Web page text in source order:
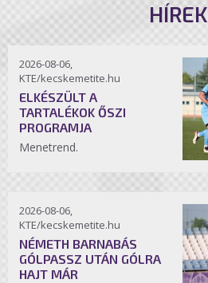
HÍREK
2026-08-06,
KTE/kecskemetite.hu
ELKÉSZÜLT A
TARTALÉKOK ŐSZI
PROGRAMJA
Menetrend.
2026-08-06,
KTE/kecskemetite.hu
NÉMETH BARNABÁS
GÓLPASSZ UTÁN GÓLRA
HAJT MÁR